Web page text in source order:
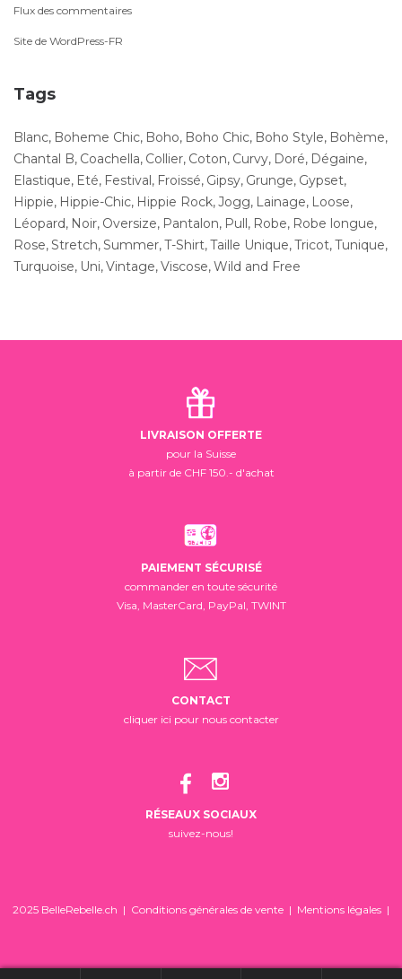
Flux des commentaires
Site de WordPress-FR
Tags
Blanc Boheme Chic Boho Boho Chic Boho Style Bohème
Chantal B Coachella Collier Coton Curvy Doré Dégaine
Elastique Eté Festival Froissé Gipsy Grunge Gypset
Hippie Hippie-Chic Hippie Rock Jogg Lainage Loose
Léopard Noir Oversize Pantalon Pull Robe Robe longue
Rose Stretch Summer T-Shirt Taille Unique Tricot Tunique
Turquoise Uni Vintage Viscose Wild and Free
LIVRAISON OFFERTE
pour la Suisse
à partir de CHF 150.- d'achat
PAIEMENT SÉCURISÉ
commander en toute sécurité
Visa, MasterCard, PayPal, TWINT
CONTACT
cliquer ici pour nous contacter
RÉSEAUX SOCIAUX
suivez-nous!
2025 BelleRebelle.ch | Conditions générales de vente | Mentions légales |